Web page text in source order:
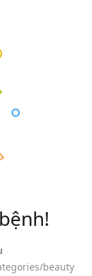
năm 2022, cấp tại
beauty